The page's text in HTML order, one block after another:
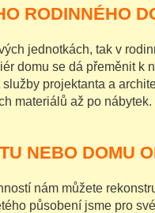
RODINNÉHO
jednotkách, tak v
domu se dá přeměnit k
projektanta a
materiálů až po nábytek.
NEBO DOMU
nám můžete
působení jsme pro